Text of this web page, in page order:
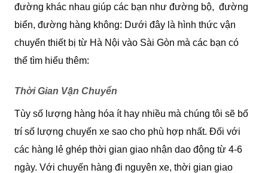
đường khác nhau giúp các bạn như đường bộ, đường
biển, đường hàng không: Dưới đây là hình thức vận
chuyển thiết bị từ Hà Nội vào Sài Gòn mà các bạn có
thể tìm hiểu thêm:
Thời Gian Vận Chuyển
Tùy số lượng hàng hóa ít hay nhiều mà chúng tôi sẽ bố
trí số lượng chuyến xe sao cho phù hợp nhất. Đối với
các hàng lẻ ghép thời gian giao nhận dao động từ 4-6
ngày. Với chuyến hàng đi nguyên xe, thời gian giao